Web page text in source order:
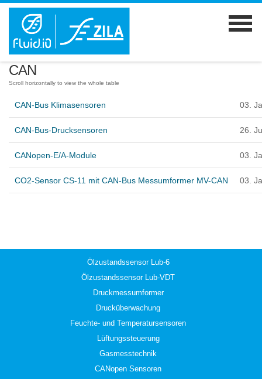
CAN
CAN-Bus Klimasensoren 03.
CAN-Bus-Drucksensoren 26.
CANopen-E/A-Module 03.
CO2-Sensor CS-11 mit CAN-Bus Messumformer MV-CAN 03.
Ölzustandssensor Lub-6
Ölzustandssensor Lub-VDT
Druckmessumformer
Drucküberwachung
Feuchte- und Temperatursensoren
Lüftungssteuerung
Gasmesstechnik
CANopen Sensoren